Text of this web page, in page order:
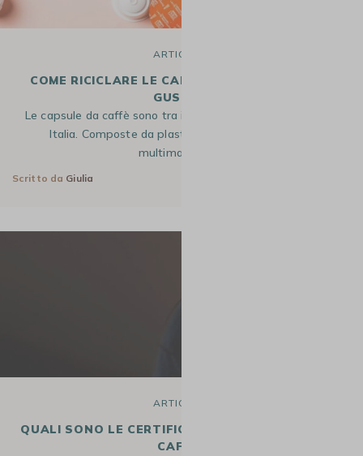
ARTICOLO
COME RICICLARE LE CAPSULE NESCAFÉ DOLCE
GUSTO®
Le capsule da caffè sono tra i rifiuti domestici più diffusi in
Italia. Composte da plastica e alluminio, materiali
multimateriale…
Scritto da Giulia
ARTICOLO
QUALI SONO LE CERTIFICAZIONI NEL MONDO DEL
CAFFÈ?